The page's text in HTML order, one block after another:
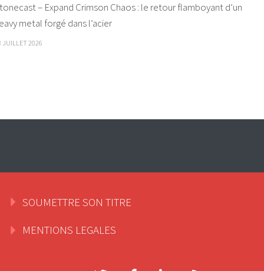
– Expand Crimson Chaos : le retour flamboyant d’un
metal forgé dans l’acier
JUILLET 2026
SOUMETTRE SON TITRE
MENTIONS LEGALES